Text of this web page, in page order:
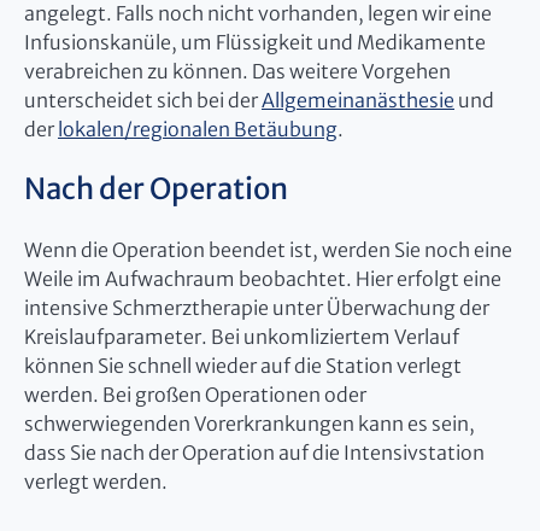
angelegt. Falls noch nicht vorhanden, legen wir eine
Infusionskanüle, um Flüssigkeit und Medikamente
verabreichen zu können. Das weitere Vorgehen
unterscheidet sich bei derAllgemeinanästhesie und
der lokalen/regionalen Betäubung.
Nach der Operation
Wenn die Operation beendet ist, werden Sie noch eine
Weile im Aufwachraum beobachtet. Hier erfolgt eine
intensive Schmerztherapie unter Überwachung der
Kreislaufparameter. Bei unkomliziertem Verlauf
können Sie schnell wieder auf die Station verlegt
werden. Bei großen Operationen oder
schwerwiegenden Vorerkrankungen kann es sein,
dass Sie nach der Operation auf die Intensivstation
verlegt werden.